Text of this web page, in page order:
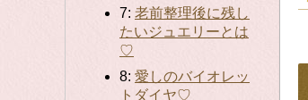
7: 老前整理後に残し
たいジュエリーとは
♡
8: 愛しのバイオレッ
トダイヤ♡